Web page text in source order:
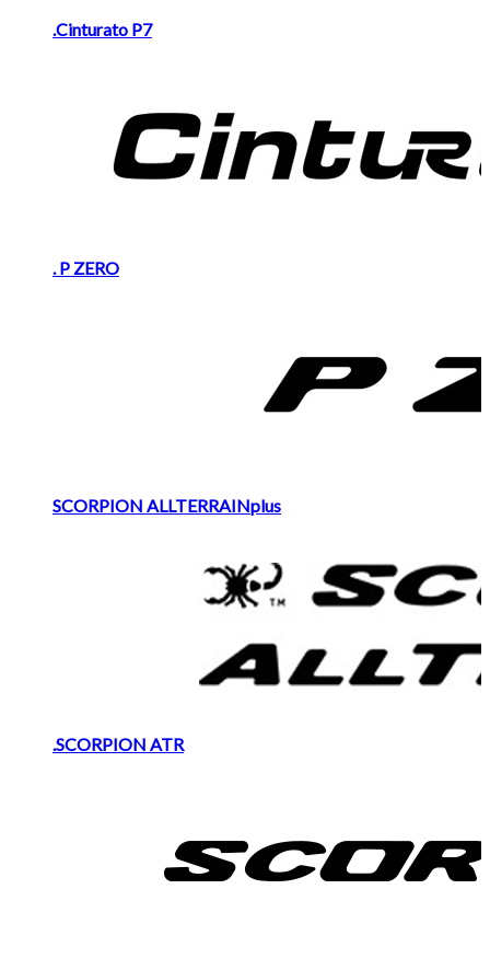
.Cinturato P7
. P ZERO
SCORPION ALLTERRAINplus
.SCORPION ATR